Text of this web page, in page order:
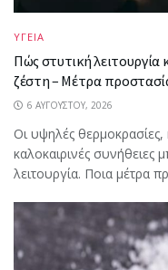
ΥΓΕΙΑ
Πώς στυτική
ζέστη – Μέτρα
6 ΑΥΓΟΎΣΤΟΥ, 2026
Οι υψηλές
καλοκαιρινές συνήθειες
λειτουργία. Ποια μέτρα